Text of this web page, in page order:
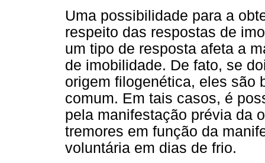
Uma possibilidade para a
respeito das respostas de
um tipo de resposta afeta a
de imobilidade. De fato, se
origem filogenética, eles são
comum. Em tais casos, é
pela manifestação prévia da
tremores em função da
voluntária em dias de frio.